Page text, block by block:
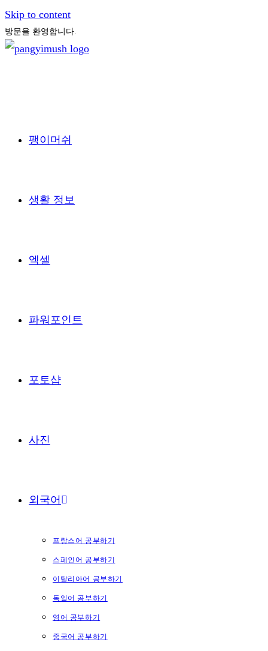
Skip to content
방문을 환영합니다.
팽이머쉬
생활 정보
엑셀
파워포인트
포토샵
사진
외국어
프랑스어 공부하기
스페인어 공부하기
이탈리아어 공부하기
독일어 공부하기
영어 공부하기
중국어 공부하기